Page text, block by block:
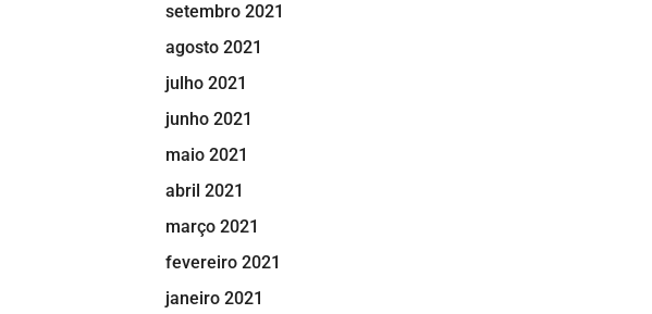
setembro 2021
agosto 2021
julho 2021
junho 2021
maio 2021
abril 2021
março 2021
fevereiro 2021
janeiro 2021